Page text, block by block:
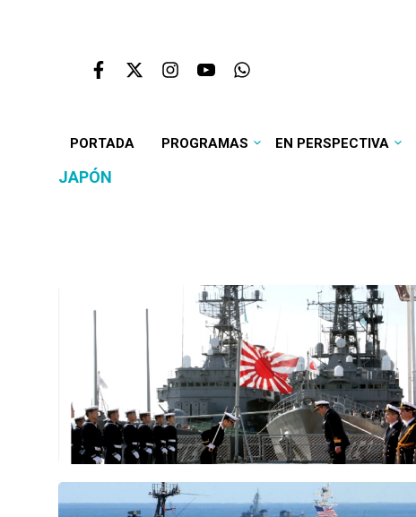
PORTADA PROGRAMAS EN PERSPECTIVA
JAPÓN